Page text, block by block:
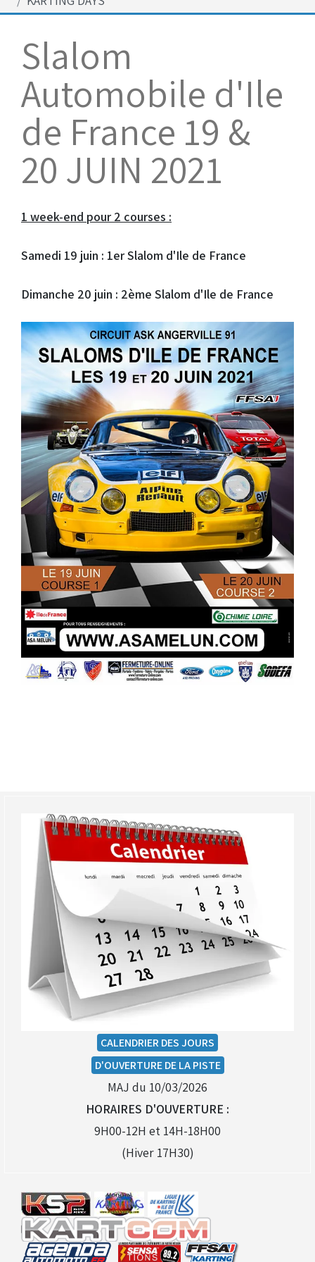
CALENDRIER DES JOURS
D'OUVERTURE DE LA PISTE
MAJ du 10/03/2026
HORAIRES D'OUVERTURE :
9H00-12H et 14H-18H00
(Hiver 17H30)
Slalom
Automobile d'Ile
de France 19 &
20 JUIN 2021
1 week-end pour 2 courses :
Samedi 19 juin : 1er Slalom d'Ile de France
Dimanche 20 juin : 2ème Slalom d'Ile de France
Bénévoles
Les 50 ans du club
Dons aux associations
Accès au circuit
Chronos et Rapports
Droits de piste
Homologation circuit